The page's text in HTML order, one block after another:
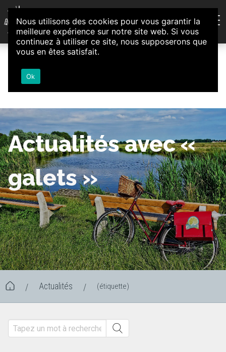
Aller au contenu
Association d'Animation et d'Initiatives Citoyennes
Loire-Authion
Actualités avec «
galets »
/ Actualités / (étiquette)
Nous utilisons des cookies pour vous garantir la
meilleure expérience sur notre site web. Si vous
continuez à utiliser ce site, nous supposerons que
vous en êtes satisfait.
Ok